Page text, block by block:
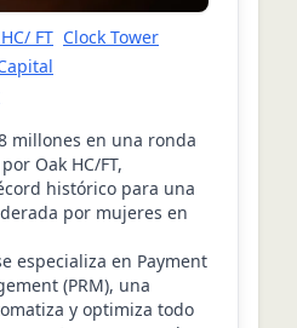
FT Clock Tower
millones en una ronda
Oak HC/FT,
histórico para una
por mujeres en
especializa en Payment
(PRM), una
y optimiza todo